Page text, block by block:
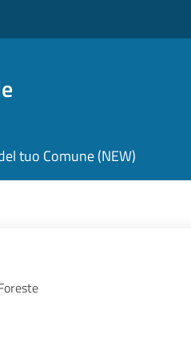
tuo Comune (NEW)